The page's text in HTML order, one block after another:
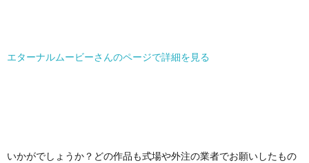
エターナルムービーさんのページで詳細を見る
いかがでしょうか？どの作品も式場や外注の業者でお願いしたもの